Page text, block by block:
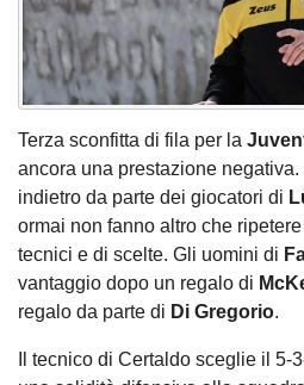
Terza sconfitta di fila per la
ancora una prestazione
indietro da parte dei giocatori di
ormai non fanno altro che
tecnici e di scelte. Gli uomini di
vantaggio dopo un regalo di
regalo da parte di Di Gregorio.
Il tecnico di Certaldo sceglie il 5-